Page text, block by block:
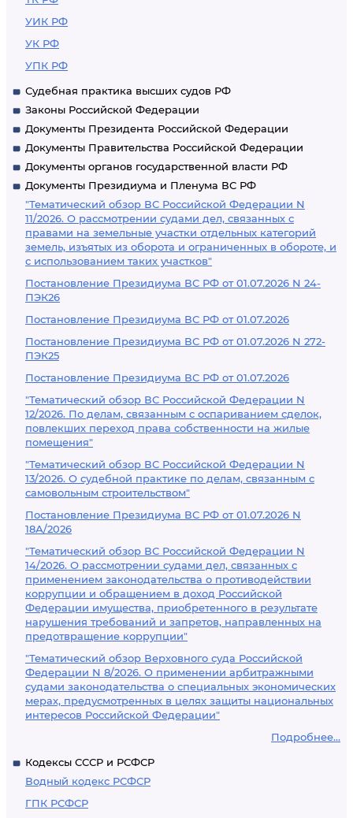
УИК РФ
УК РФ
УПК РФ
Судебная практика высших судов РФ
Законы Российской Федерации
Документы Президента Российской Федерации
Документы Правительства Российской Федерации
Документы органов государственной власти РФ
Документы Президиума и Пленума ВС РФ
"Тематический обзор ВС Российской Федерации N
11/2026. О рассмотрении судами дел, связанных с
правами на земельные участки отдельных категорий
земель, изъятых из оборота и ограниченных в обороте, и
с использованием таких участков"
Постановление Президиума ВС РФ от 01.07.2026 N 24-
ПЭК26
Постановление Президиума ВС РФ от 01.07.2026
Постановление Президиума ВС РФ от 01.07.2026 N 272-
ПЭК25
Постановление Президиума ВС РФ от 01.07.2026
"Тематический обзор ВС Российской Федерации N
12/2026. По делам, связанным с оспариванием сделок,
повлекших переход права собственности на жилые
помещения"
"Тематический обзор ВС Российской Федерации N
13/2026. О судебной практике по делам, связанным с
самовольным строительством"
Постановление Президиума ВС РФ от 01.07.2026 N
18А/2026
"Тематический обзор ВС Российской Федерации N
14/2026. О рассмотрении судами дел, связанных с
применением законодательства о противодействии
коррупции и обращением в доход Российской
Федерации имущества, приобретенного в результате
нарушения требований и запретов, направленных на
предотвращение коррупции"
"Тематический обзор Верховного суда Российской
Федерации N 8/2026. О применении арбитражными
судами законодательства о специальных экономических
мерах, предусмотренных в целях защиты национальных
интересов Российской Федерации"
Подробнее...
Кодексы СССР и РСФСР
Водный кодекс РСФСР
ГПК РСФСР